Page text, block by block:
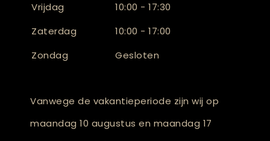
Vrijdag
10:00 - 17:30
Zaterdag
10:00 - 17:00
Zondag
Gesloten
Vanwege de vakantieperiode zijn wij op
maandag 10 augustus en maandag 17